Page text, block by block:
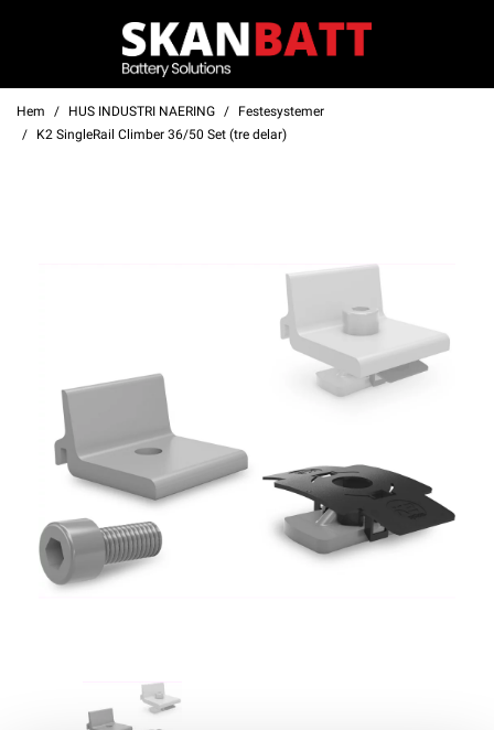
Hem HUS INDUSTRI NAERING
Festesystemer
K2 SingleRail Climber 36/50 Set (tre delar)